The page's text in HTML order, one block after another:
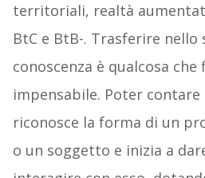
territoriali, realtà
BtC e BtB-. Trasferire nello
conoscenza è qualcosa
impensabile. Poter
riconosce la forma di un
o un soggetto e inizia a